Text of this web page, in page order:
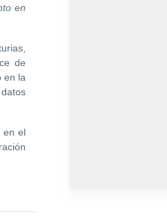
en
de
en la
en el